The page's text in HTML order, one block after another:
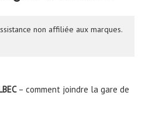
non affiliée aux marques.
– comment joindre la gare de